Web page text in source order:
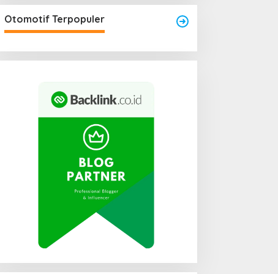
Menjadi Titik Rawan Rayap
Jika Terlalu Lembap
Otomotif Terpopuler